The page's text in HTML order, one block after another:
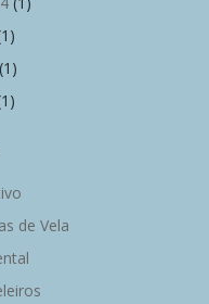
(1)
de Vela